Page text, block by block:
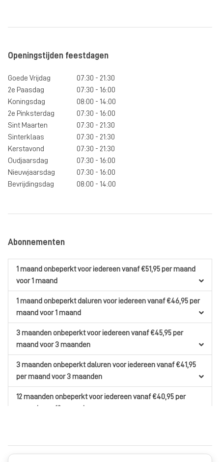
Openingstijden feestdagen
Goede Vrijdag
07:30 - 21:30
2e Paasdag
07:30 - 16:00
Koningsdag
08:00 - 14:00
2e Pinksterdag
07:30 - 16:00
Sint Maarten
07:30 - 21:30
Sinterklaas
07:30 - 21:30
Kerstavond
07:30 - 21:30
Oudjaarsdag
07:30 - 16:00
Nieuwjaarsdag
07:30 - 16:00
Bevrijdingsdag
08:00 - 14:00
Abonnementen
1 maand onbeperktvoor iedereenvanaf €51,95per maand
voor 1 maand
1 maand onbeperkt dalurenvoor iedereenvanaf €46,95per
maand voor 1 maand
3 maanden onbeperktvoor iedereenvanaf €45,95per
maand voor 3 maanden
3 maanden onbeperkt dalurenvoor iedereenvanaf €41,95
per maand voor 3 maanden
12 maanden onbeperktvoor iedereenvanaf €40,95per
maand
voor 12 maanden